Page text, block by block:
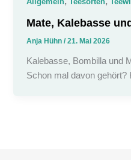
Mate, Kalebasse
Anja Hühn/21. Mai 2026
Kalebasse, Bombilla und
Schon mal davon